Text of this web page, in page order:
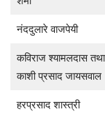
नंददुलारे वाजपेयी
कविराज श्यामलदास तथा
काशी प्रसाद जायसवाल
हरप्रसाद शास्त्री